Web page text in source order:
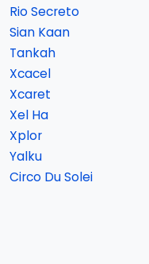
Rio Secreto
Sian Kaan
Tankah
Xcacel
Xcaret
Xel Ha
Xplor
Yalku
Circo Du Solei